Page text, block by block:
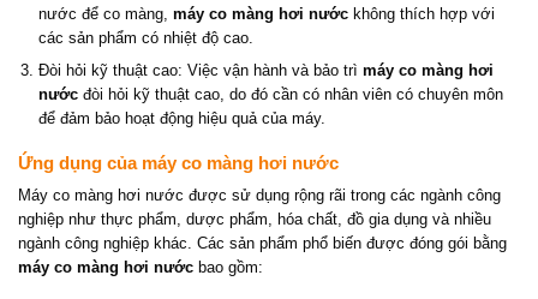
nước để co màng, máy co màng hơi nướckhông thích hợp với
các sản phẩm có nhiệt độ cao.
Đòi hỏi kỹ thuật cao: Việc vận hành và bảo trì máy co màng hơi
nướcđòi hỏi kỹ thuật cao, do đó cần có nhân viên có chuyên môn
để đảm bảo hoạt động hiệu quả của máy.
Ứng dụng của máy co màng hơi nước
Máy co màng hơi nước được sử dụng rộng rãi trong các ngành công
nghiệp như thực phẩm, dược phẩm, hóa chất, đồ gia dụng và nhiều
ngành công nghiệp khác. Các sản phẩm phổ biến được đóng gói bằng
máy co màng hơi nước bao gồm: